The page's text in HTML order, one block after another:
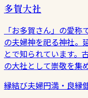
多賀大社
「お多賀さん」の愛
の夫婦神を祀る神社。
とで知られています。
の大社として崇敬を集
縁結び夫婦円満・良縁